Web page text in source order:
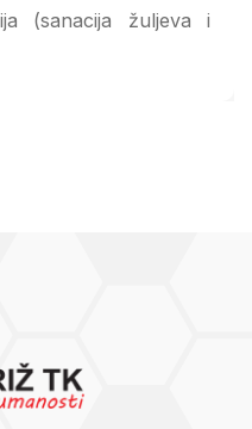
(sanacija žuljeva i